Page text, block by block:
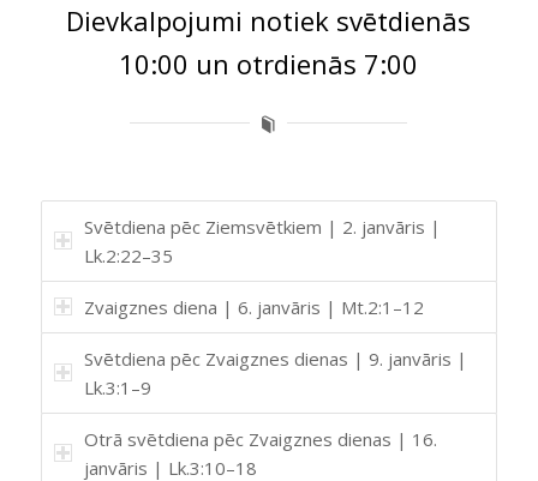
Dievkalpojumi notiek svētdienās
10:00 un otrdienās 7:00
Svētdiena pēc Ziemsvētkiem | 2. janvāris |
Lk.2:22–35
Zvaigznes diena | 6. janvāris | Mt.2:1–12
Svētdiena pēc Zvaigznes dienas | 9. janvāris |
Lk.3:1–9
Otrā svētdiena pēc Zvaigznes dienas | 16.
janvāris | Lk.3:10–18